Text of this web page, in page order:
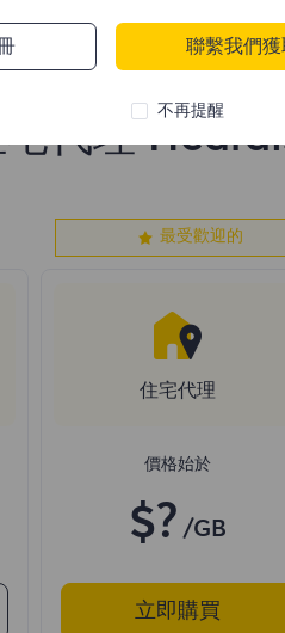
宅代理
最受歡迎的
住宅代理
價格始於
$? /GB
立即購買
聯繫我們
不再提醒